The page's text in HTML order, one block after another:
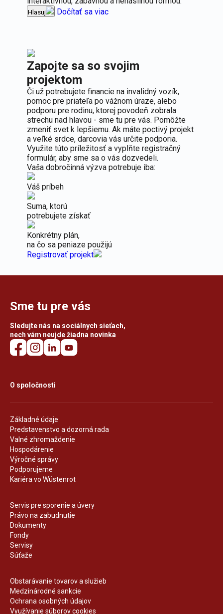
Hlasuj Dočítať sa viac
Zapojte sa so svojim
projektom
Či už potrebujete financie na invalidný vozík,
pomoc pre priateľa po vážnom úraze, alebo
podporu pre rodinu, ktorej povodeň zobrala
strechu nad hlavou - sme tu pre vás. Pomôžte
zmeniť svet k lepšiemu. Ak máte poctivý projekt
a veľké srdce, darcovia vás určite podporia.
Využite túto príležitosť a vyplňte registračný
formulár, aby sme sa o vás dozvedeli.
Vaša dobročinná výzva potrebuje iba:
Váš príbeh
Suma, ktorú
potrebujete získať
Konkrétny plán,
na čo sa peniaze použijú
Registrovať projekt
Sme tu pre vás
Sledujte nás na sociálnych sieťach,
nech vám neujde žiadna novinka
O spoločnosti
Základné údaje
Predstavenstvo a dozorná rada
Valné zhromaždenie
Hospodárenie
Výročné správy
Podporujeme
Kariéra vo Wüstenrot
Servis pre sporenie a úvery
Právo na zabudnutie
Dokumenty
Fondy
Servisy
Súťaže
Obstarávanie tovarov a služieb
Medzinárodné sankcie
Ochrana osobných údajov
Využívanie súborov cookies